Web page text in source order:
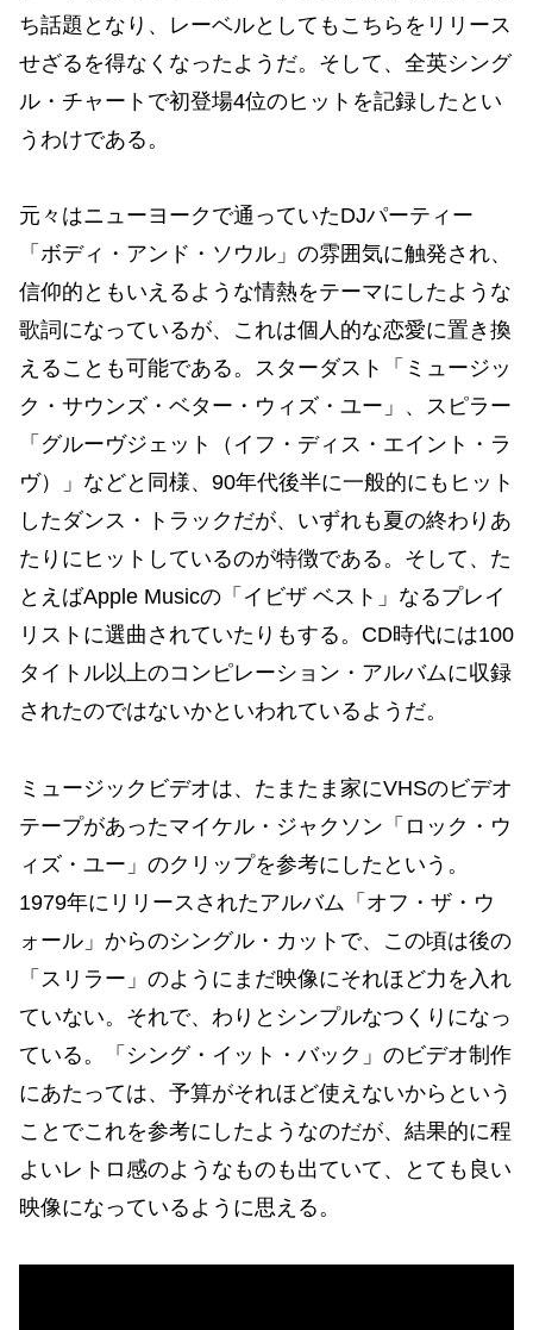
ち話題となり、レーベルとしてもこちらをリリース
せざるを得なくなったようだ。そして、全英シング
ル・チャートで初登場4位のヒットを記録したとい
うわけである。
元々はニューヨークで通っていたDJパーティー
「ボディ・アンド・ソウル」の雰囲気に触発され、
信仰的ともいえるような情熱をテーマにしたような
歌詞になっているが、これは個人的な恋愛に置き換
えることも可能である。スターダスト「ミュージッ
ク・サウンズ・ベター・ウィズ・ユー」、スピラー
「グルーヴジェット（イフ・ディス・エイント・ラ
ヴ）」などと同様、90年代後半に一般的にもヒット
したダンス・トラックだが、いずれも夏の終わりあ
たりにヒットしているのが特徴である。そして、た
とえばApple Musicの「イビザ ベスト」なるプレイ
リストに選曲されていたりもする。CD時代には100
タイトル以上のコンピレーション・アルバムに収録
されたのではないかといわれているようだ。
ミュージックビデオは、たまたま家にVHSのビデオ
テープがあったマイケル・ジャクソン「ロック・ウ
ィズ・ユー」のクリップを参考にしたという。
1979年にリリースされたアルバム「オフ・ザ・ウ
ォール」からのシングル・カットで、この頃は後の
「スリラー」のようにまだ映像にそれほど力を入れ
ていない。それで、わりとシンプルなつくりになっ
ている。「シング・イット・バック」のビデオ制作
にあたっては、予算がそれほど使えないからという
ことでこれを参考にしたようなのだが、結果的に程
よいレトロ感のようなものも出ていて、とても良い
映像になっているように思える。